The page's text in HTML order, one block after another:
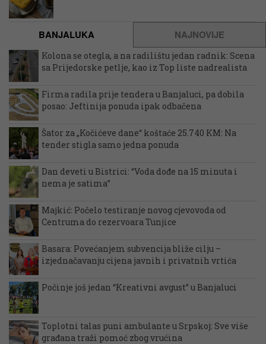
BANJALUKA NAJNOVIJE
Kolona se otegla, a na radilištu jedan radnik: Scena
sa Prijedorske petlje, kao iz Top liste nadrealista
Firma radila prije tendera u Banjaluci, pa dobila
posao: Jeftinija ponuda ipak odbačena
Šator za „Kočićeve dane“ koštaće 25.740 KM: Na
tender stigla samo jedna ponuda
Dan deveti u Bistrici: “Voda dođe na 15 minuta i
nema je satima”
Majkić: Počelo testiranje novog cjevovoda od
Centruma do rezervoara Tunjice
Basara: Povećanjem subvencija bliže cilju –
izjednačavanju cijena javnih i privatnih vrtića
Počinje još jedan “Kreativni avgust” u Banjaluci
Toplotni talas puni ambulante u Srpskoj: Sve više
građana traži pomoć zbog vrućina